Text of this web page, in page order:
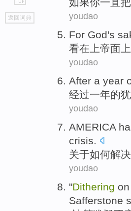
go
top
返回词典
如果你一直
youdao
For God's
看在 上帝面上
youdao
After a year
经过一年的
youdao
AMERICA
crisis.
关于如何解决
youdao
"Dithering
Safferstone